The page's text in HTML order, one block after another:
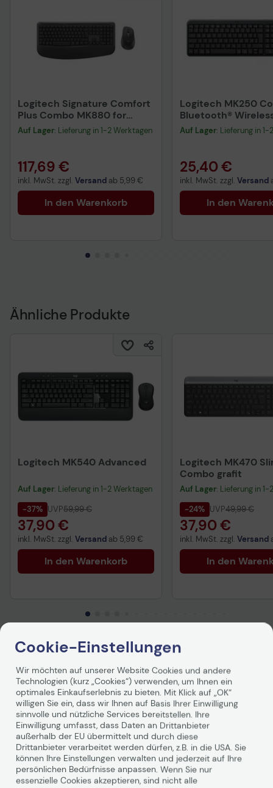
Logitech Signature Comfort
Plus Combo MK880 for
Business Grafit
Auf Lager: Lieferung in 1-2 Werktagen
117,69 €
inkl. MwSt. zzgl. Versand ab 5,99 €
In den Warenkorb
Logitech MK250
Bluetooth®
Maus-Tastatur-Set
Auf Lager: Lieferung in
25,40 €
inkl. MwSt. zzgl. Versand
In den
Ähnliche Produkte
Logitech MK540 Advanced
Auf Lager: Lieferung in 1-2 Werktagen
-37% UVP59,99 €
37,90 €
inkl. MwSt. zzgl. Versand ab 5,99 €
In den Warenkorb
Logitech MK470
Combo grafit
Auf Lager: Lieferung in
-24% UVP49,99 €
37,90 €
inkl. MwSt. zzgl. Versand
In den
Logitech MK850 Performance -
Kabelloses Tastatur-Maus-Set
Mit dem leistungsstarken Logitech MK850 erleben Sie
Komfort und Produktivität auf völlig neuem Niveau. Dank
gepolsterter Handballenauflage und geschwungen
Cookie-Einstellungen
Wir möchten auf unserer Website Cookies und andere
Technologien (kurz „Cookies“) verwenden, um Ihnen ein
optimales Einkaufserlebnis zu bieten. Mit Klick auf „OK“
willigen Sie ein, dass wir Ihnen auf Basis Ihrer Einwilligung
sinnvolle und nützliche Services bereitstellen. Ihre
Einwilligung umfasst, dass Daten an Drittanbieter
außerhalb der EU übermittelt und durch diese
Drittanbieter verarbeitet werden dürfen, z.B. in die USA. Sie
können Ihre Einstellungen verwalten und jederzeit auf Ihre
persönlichen Bedürfnisse anpassen. Wenn Sie nur
essenzielle Cookies akzeptieren, sind nicht alle